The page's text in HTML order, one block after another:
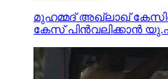
മുഹമ്മദ് അഖ്‌ലാഖ്
കേസ് പിന്‍വലിക്കാന്‍